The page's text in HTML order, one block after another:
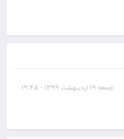
جمعه 19 اردیبهشت 1399 - 19:45